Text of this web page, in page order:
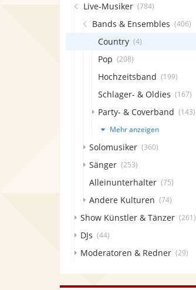
Live-Musiker (784)
Bands & Ensembles (406)
Country (4)
Pop (208)
Hochzeitsband (199)
Schlager- & Oldies (167)
Party- & Coverband (143)
Mehr anzeigen
Solomusiker (360)
Sänger (253)
Alleinunterhalter (75)
Andere Kulturen (74)
Show Künstler & Tänzer (261)
DJs (44)
Moderatoren & Redner (29)